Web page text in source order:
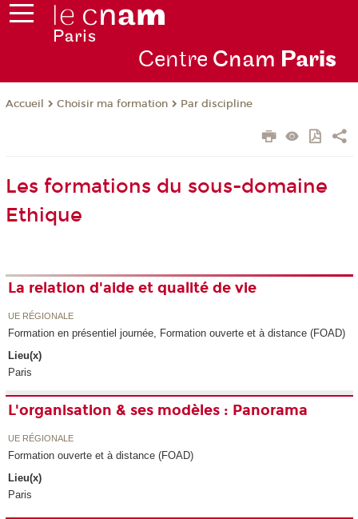
Centre Cnam Paris
Accueil Choisir ma formation Par discipline
Les formations du sous-domaine
Ethique
La relation d'aide et qualité de vie
UE RÉGIONALE
Formation en présentiel journée, Formation ouverte et à distance (FOAD)
Lieu(x)
Paris
L'organisation & ses modèles : Panorama
UE RÉGIONALE
Formation ouverte et à distance (FOAD)
Lieu(x)
Paris